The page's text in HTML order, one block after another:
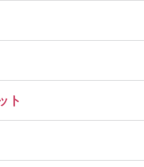
ト